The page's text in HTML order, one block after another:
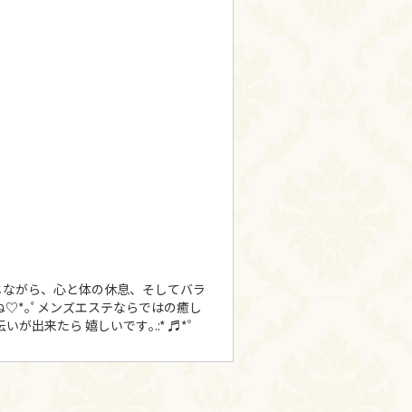
がら、心と体の休息、そしてバラ
♡*｡ﾟメンズエステならではの癒し
が出来たら 嬉しいです｡.:* ♬*゜